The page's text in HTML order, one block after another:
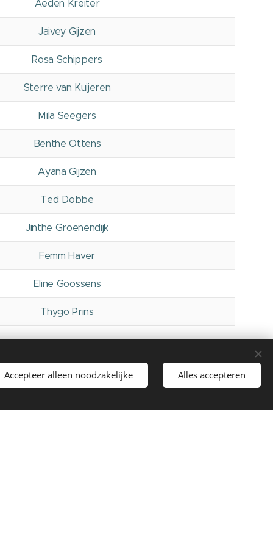
Aeden Kreiter
Jaivey Gijzen
Rosa Schippers
Sterre van Kuijeren
Mila Seegers
Benthe Ottens
Ayana Gijzen
Ted Dobbe
Jinthe Groenendijk
Femm Haver
Eline Goossens
Thygo Prins
Accepteer alleen noodzakelijke Alles accepteren